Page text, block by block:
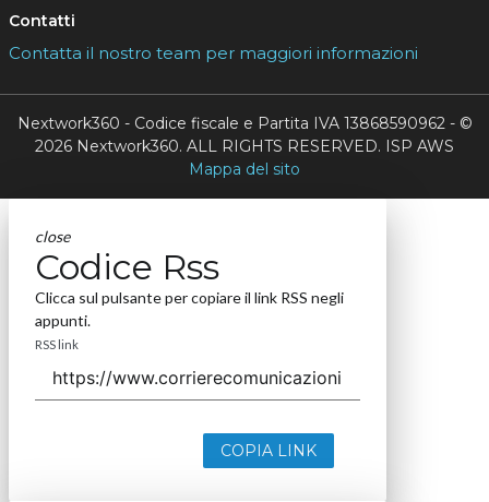
Contatti
Contatta il nostro team per maggiori informazioni
Nextwork360 - Codice fiscale e Partita IVA 13868590962 - ©
2026 Nextwork360. ALL RIGHTS RESERVED. ISP AWS
Mappa del sito
close
Codice Rss
Clicca sul pulsante per copiare il link RSS negli
appunti.
RSS link
COPIA LINK